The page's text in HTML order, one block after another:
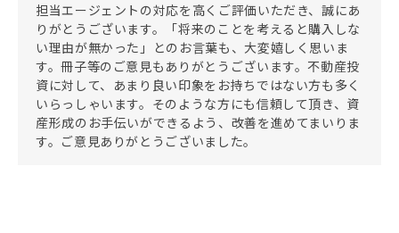
担当エージェントの対応を高くご評価いただき、誠にあ
りがとうございます。「将来のことを考えると購入しな
い理由が無かった」とのお言葉も、大変嬉しく思いま
す。冊子等のご意見もありがとうございます。不動産投
資に対して、あまり良い印象をお持ちではない方も多く
いらっしゃいます。そのような方にも信頼して頂き、資
産形成のお手伝いができるよう、改善を進めてまいりま
す。ご意見ありがとうございました。